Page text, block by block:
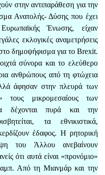
στην αντιπαράθεση για την
Ανατολής- Δύσης που έχει
Ένωσης, είχαν
εκλογικές αναμετρήσεις
δημοψήφισμα για το Brexit.
σύνορα και το ελεύθερο
ανθρώπους από τη φτώχεια
άφησαν στην πλευρά των
τους μικρομεσαίους των
δέχονται πυρά και την
τα εθνικιστικά,
έδαφος. Η ρητορική
του Άλλου ανεβαίνουν
ότι αυτά είναι «προνόμιο»
Από τη Μιανμάρ και την